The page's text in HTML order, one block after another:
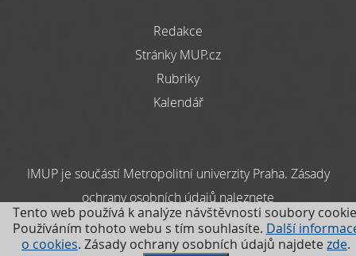
Redakce
Stránky MUP.cz
Rubriky
Kalendář
IMUP je součástí Metropolitní univerzity Praha. Zásady
ochrany osobních údajů naleznete
zde
.
Tento web používá k analýze návštěvnosti soubory
Používáním tohoto webu s tím souhlasíte. Další
o cookies. Zásady ochrany osobních údajů najdetezde.